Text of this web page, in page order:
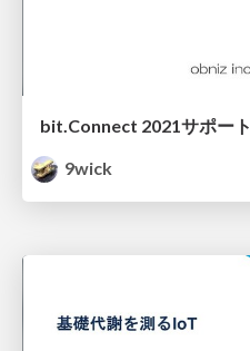
bit.Connect 2021サポート
9wick